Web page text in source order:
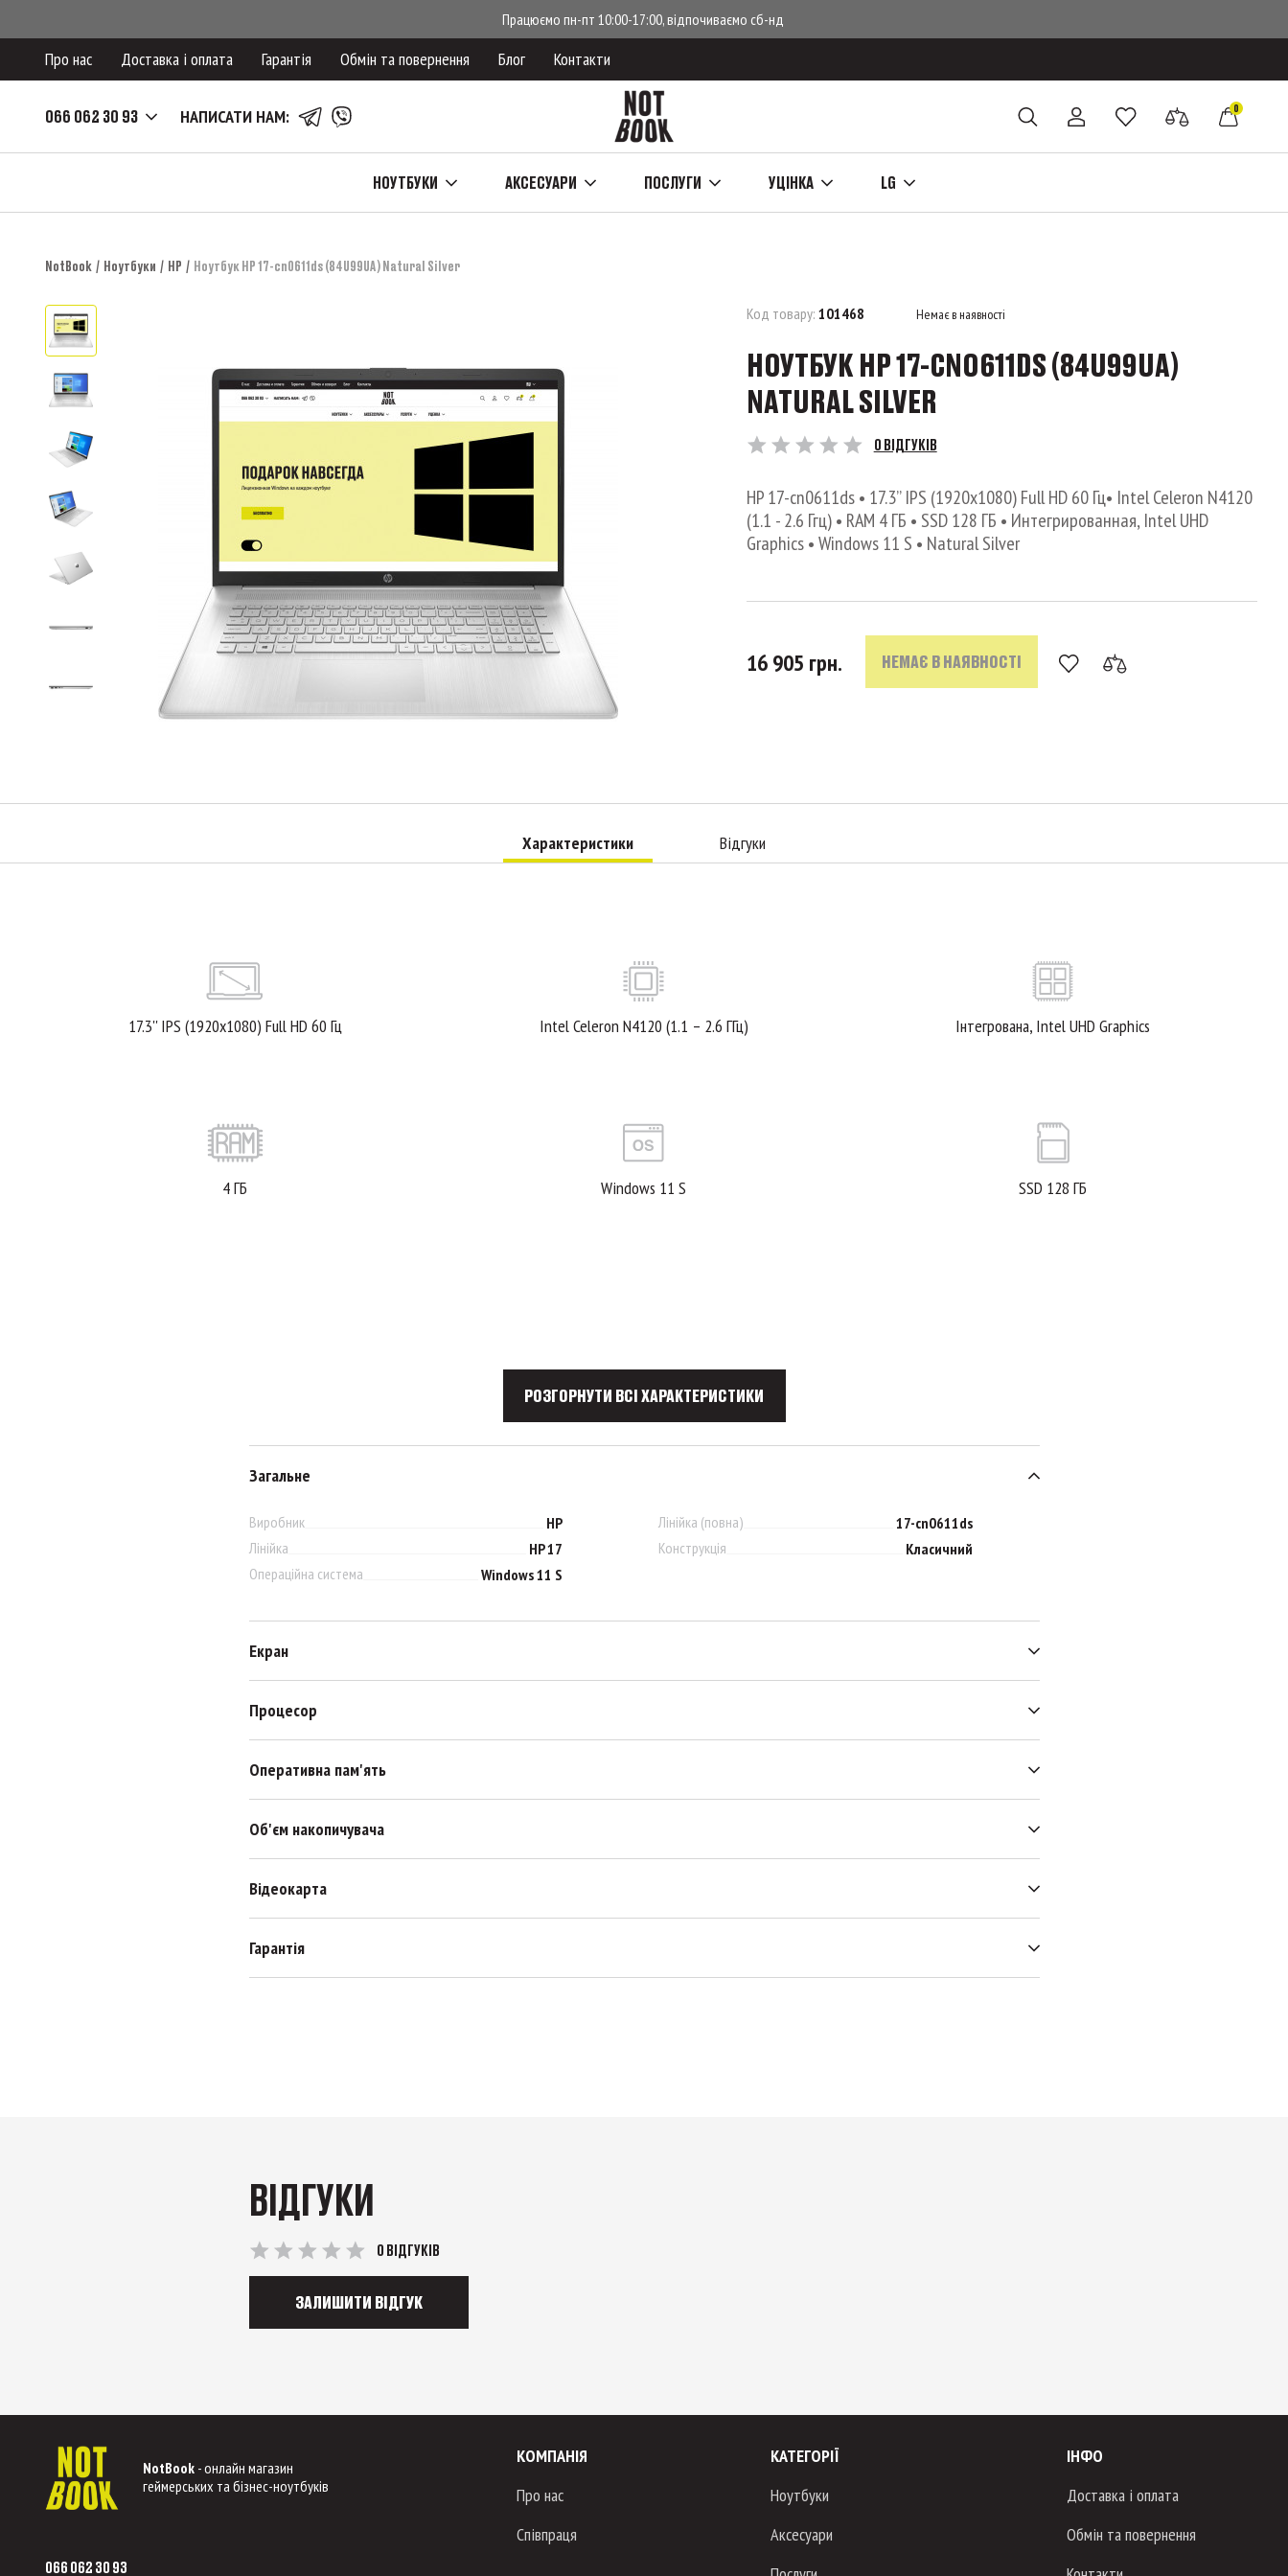
Працюємо пн-пт 10:00-17:00, відпочиваємо сб-нд
Про нас Доставка і оплата Гарантія Обмін та повернення Блог Контакти
066 062 30 93 НАПИСАТИ НАМ: 0
НОУТБУКИ АКСЕСУАРИ ПОСЛУГИ УЦІНКА LG
NotBook Ноутбуки HP Ноутбук HP 17-cn0611ds (84U99UA) Natural Silver
Код товару: 101468 Немає в наявності
НОУТБУК HP 17-CN0611DS (84U99UA)
NATURAL SILVER
0 ВІДГУКІВ
HP 17-cn0611ds • 17.3’’ IPS (1920x1080) Full HD 60 Гц• Intel Celeron N4120
(1.1 - 2.6 Ггц) • RAM 4 ГБ • SSD 128 ГБ • Интегрированная, Intel UHD
Graphics • Windows 11 S • Natural Silver
16 905 грн. НЕМАЄ В НАЯВНОСТІ
Характеристики Відгуки
17.3'' IPS (1920x1080) Full HD 60 Гц Intel Celeron N4120 (1.1 – 2.6 ГГц) Інтегрована, Intel UHD Graphics
4 ГБ Windows 11 S SSD 128 ГБ
РОЗГОРНУТИ ВСІ ХАРАКТЕРИСТИКИ
Загальне
Виробник HP Лінійка (повна)
17-cn0611ds
Лінійка
HP 17 Конструкція
Класичний
Операційна система
Windows 11 S
Екран
Процесор
Оперативна пам'ять
Об'єм накопичувача
Відеокарта
Гарантія
ВІДГУКИ
0 ВІДГУКІВ
ЗАЛИШИТИ ВІДГУК
NotBook - онлайн магазин
геймерських та бізнес-ноутбуків
066 062 30 93
КОМПАНІЯ
Про нас
Співпраця
КАТЕГОРІЇ
Ноутбуки
Аксесуари
ІНФО
Доставка і оплата
Обмін та повернення